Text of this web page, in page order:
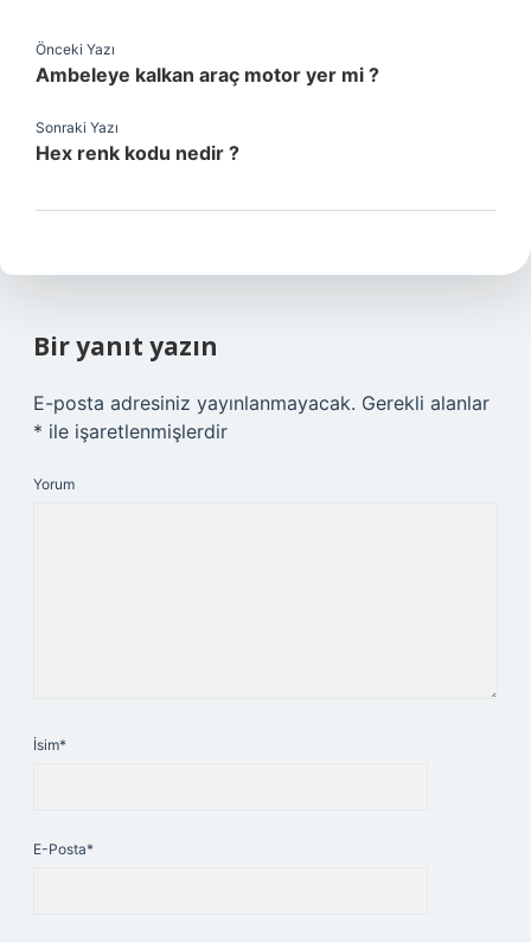
Önceki Yazı
Ambeleye kalkan araç motor yer mi ?
Sonraki Yazı
Hex renk kodu nedir ?
Bir yanıt yazın
E-posta adresiniz yayınlanmayacak. Gerekli alanlar
* ile işaretlenmişlerdir
Yorum
İsim*
E-Posta*